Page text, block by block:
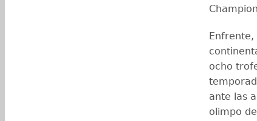
Enfrente,
ocho
ante las
olimpo